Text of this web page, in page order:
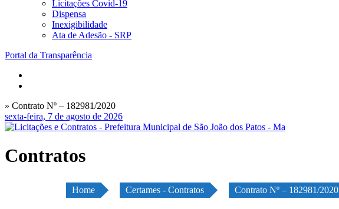
Licitações Covid-19
Dispensa
Inexigibilidade
Ata de Adesão - SRP
Portal da Transparência
» Contrato Nº – 182981/2020
sexta-feira, 7 de agosto de 2026
Contratos
Home Certames - Contratos Contrato Nº – 182981/2020